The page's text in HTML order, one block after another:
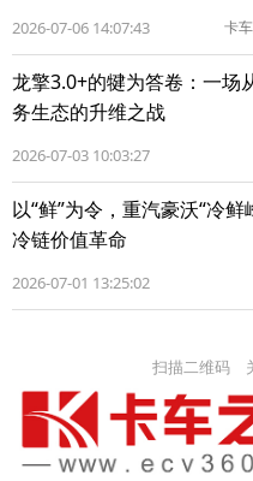
2026-07-06 14:07:43 卡
龙擎3.0+的犍为答卷：一场
务生态的升维之战
2026-07-03 10:03:27
以“鲜”为令，重汽豪沃“冷鲜
冷链价值革命
2026-07-01 13:25:02
扫描二维码